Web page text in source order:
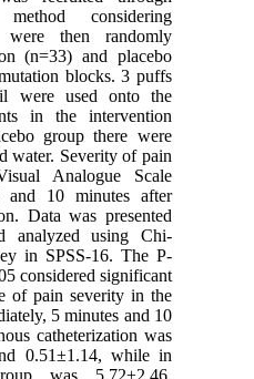
method considering
were then randomly
(n=33) and placebo
blocks. 3 puffs
were used onto the
in the intervention
group there were
water. Severity of pain
Analogue Scale
and 10 minutes after
Data was presented
analyzed using Chi-
in SPSS-16. The P-
considered significant.
of pain severity in the
5 minutes and 10
catheterization was
0.51±1.14, while in
was 5.72±2.46,